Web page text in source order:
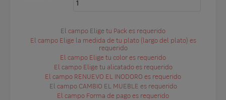
El campo Elige tu Pack es requerido
El campo Elige la medida de tu plato (largo del plato) es
requerido
El campo Elige tu color es requerido
El campo Elige tu alicatado es requerido
El campo RENUEVO EL INODORO es requerido
El campo CAMBIO EL MUEBLE es requerido
El campo Forma de pago es requerido